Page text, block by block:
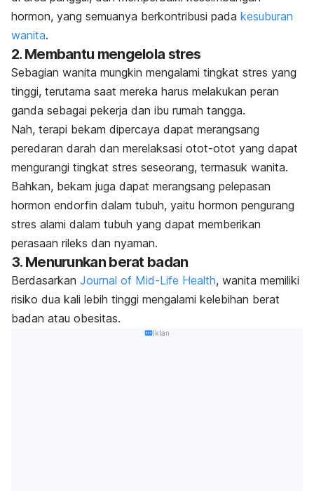
hormon, yang semuanya berkontribusi pada kesuburan
wanita.
2. Membantu mengelola stres
Sebagian wanita mungkin mengalami tingkat stres yang
tinggi, terutama saat mereka harus melakukan peran
ganda sebagai pekerja dan ibu rumah tangga.
Nah, terapi bekam dipercaya dapat merangsang
peredaran darah dan merelaksasi otot-otot yang dapat
mengurangi tingkat stres seseorang, termasuk wanita.
Bahkan, bekam juga dapat merangsang pelepasan
hormon endorfin dalam tubuh, yaitu hormon pengurang
stres alami dalam tubuh yang dapat memberikan
perasaan rileks dan nyaman.
3. Menurunkan berat badan
Berdasarkan Journal of Mid-Life Health, wanita memiliki
risiko dua kali lebih tinggi mengalami kelebihan berat
badan atau obesitas.
Iklan